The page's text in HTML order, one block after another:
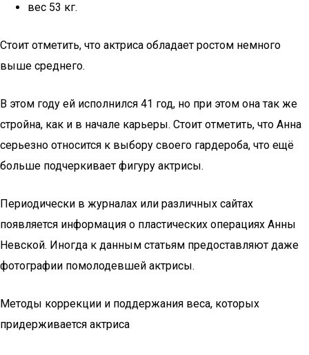
вес 53 кг.
Стоит отметить, что актриса обладает ростом немного
выше среднего.
В этом году ей исполнился 41 год, но при этом она так же
стройна, как и в начале карьеры. Стоит отметить, что Анна
серьезно относится к выбору своего гардероба, что ещё
больше подчеркивает фигуру актрисы.
Периодически в журналах или различных сайтах
появляется информация о пластических операциях Анны
Невской. Иногда к данным статьям предоставляют даже
фотографии помолодевшей актрисы.
Методы коррекции и поддержания веса, которых
придерживается актриса